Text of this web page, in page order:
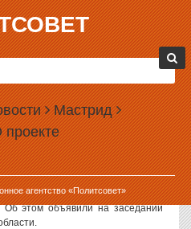
Мастрид
агентство «Политсовет»
МИТИНГА 12
СМОГУТ ПОБЫВАТЬ
центра» 12 июня установят
в городе должна пройти акция
установлена в честь Дня России,
этом объявили на заседании